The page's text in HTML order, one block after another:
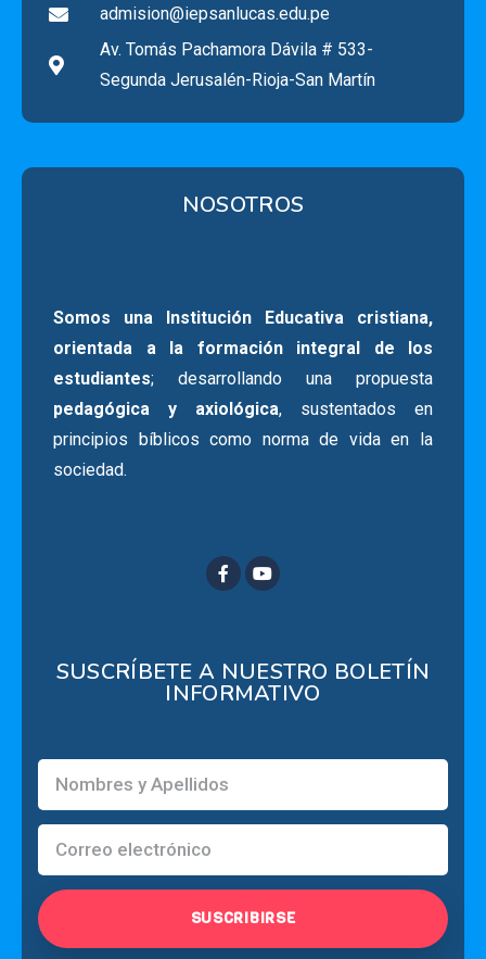
admision@iepsanlucas.edu.pe
Av. Tomás Pachamora Dávila # 533-
Segunda Jerusalén-Rioja-San Martín
NOSOTROS
Somos una Institución Educativa cristiana,
orientada a la formación integral de los
estudiantes; desarrollando una propuesta
pedagógica y axiológica, sustentados en
principios bíblicos como norma de vida en la
sociedad.
SUSCRÍBETE A NUESTRO BOLETÍN
INFORMATIVO
SUSCRIBIRSE